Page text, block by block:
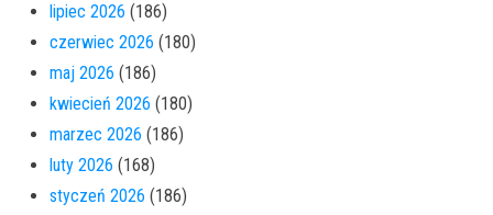
lipiec 2026 (186)
czerwiec 2026 (180)
maj 2026 (186)
kwiecień 2026 (180)
marzec 2026 (186)
luty 2026 (168)
styczeń 2026 (186)